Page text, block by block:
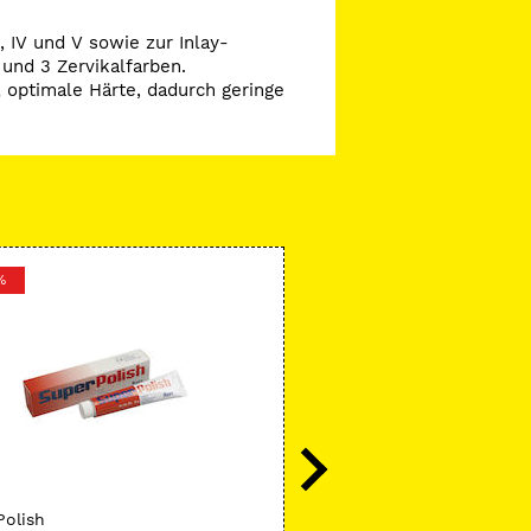
IV und V sowie zur Inlay-
3 Zervikalfarben.
Härte, dadurch geringe